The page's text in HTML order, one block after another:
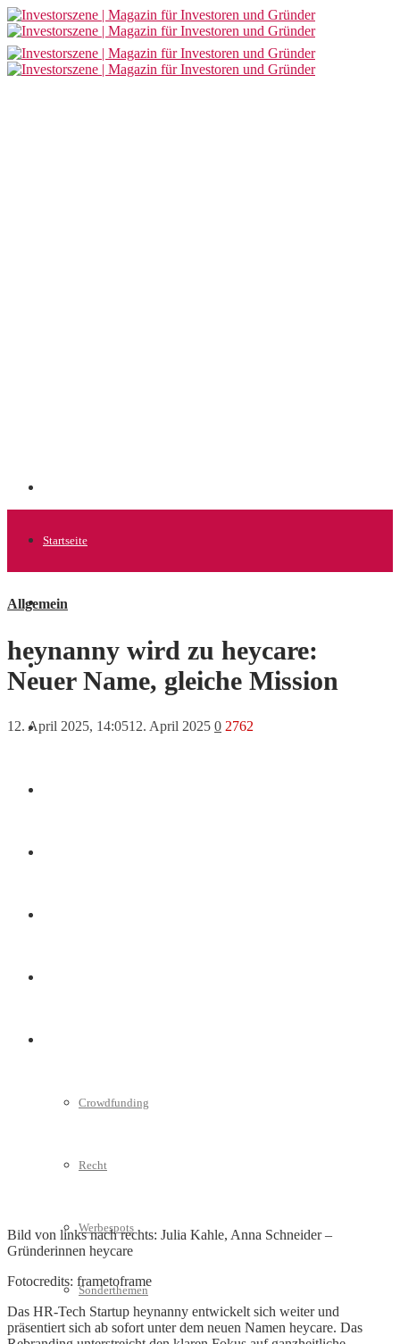
Startseite
Allgemein
News
Crowdfunding
Recht
Werbespots
Sonderthemen
Allgemein
heynanny wird zu heycare:
Neuer Name, gleiche Mission
12. April 2025, 14:0512. April 2025 0 2762
Bild von links nach rechts: Julia Kahle, Anna Schneider –
Gründerinnen heycare
Fotocredits: frametoframe
Das HR-Tech Startup heynanny entwickelt sich weiter und
präsentiert sich ab sofort unter dem neuen Namen heycare. Das